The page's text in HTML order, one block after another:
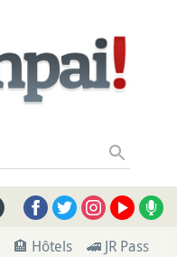
🏨 Hôtels 🚄 JR Pass